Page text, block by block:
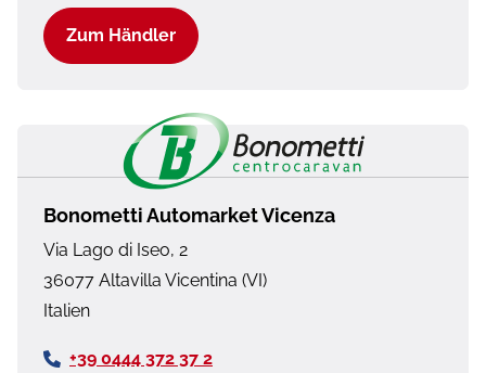
Zum Händler
Bonometti Automarket Vicenza
Via Lago di Iseo, 2
36077 Altavilla Vicentina (VI)
Italien
+39 0444 372 37 2